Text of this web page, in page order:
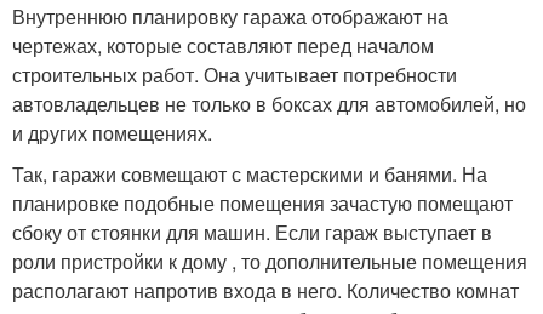
Внутреннюю планировку гаража отображают на
чертежах, которые составляют перед началом
строительных работ. Она учитывает потребности
автовладельцев не только в боксах для автомобилей, но
и других помещениях.
Так, гаражи совмещают с мастерскими и банями. На
планировке подобные помещения зачастую помещают
сбоку от стоянки для машин. Если гараж выступает в
роли пристройки к дому , то дополнительные помещения
располагают напротив входа в него. Количество комнат